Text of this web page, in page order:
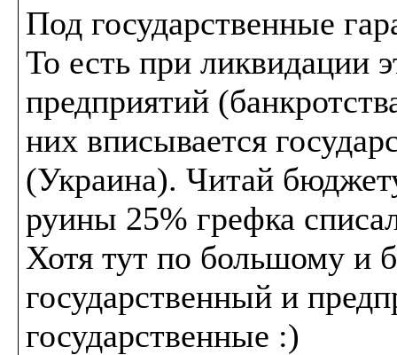
Под государственные
То есть при ликвидации
предприятий
них вписывается
(Украина). Читай
руины 25% грефка
Хотя тут по большому и
государственный и
государственные :)